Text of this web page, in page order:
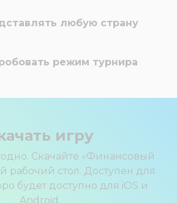
любую страну
режим турнира
игру
Скачайте «Финансовый
рабочий стол. Доступен для
будет доступно для iOS и
Android.